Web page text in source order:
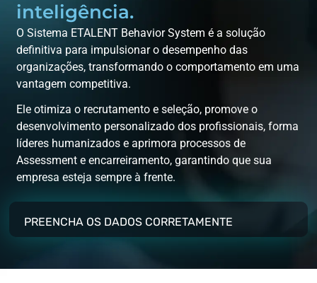
inteligência.
O Sistema ETALENT Behavior System é a solução
definitiva para impulsionar o desempenho das
organizações, transformando o comportamento em uma
vantagem competitiva.
Ele otimiza o recrutamento e seleção, promove o
desenvolvimento personalizado dos profissionais, forma
líderes humanizados e aprimora processos de
Assessment e encarreiramento, garantindo que sua
empresa esteja sempre à frente.
PREENCHA OS DADOS CORRETAMENTE